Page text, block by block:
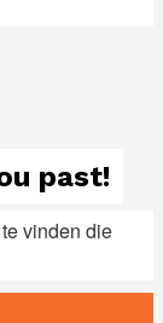
past!
vinden die